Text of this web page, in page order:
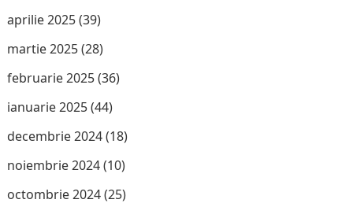
aprilie 2025(39)
martie 2025(28)
februarie 2025(36)
ianuarie 2025(44)
decembrie 2024(18)
noiembrie 2024(10)
octombrie 2024(25)